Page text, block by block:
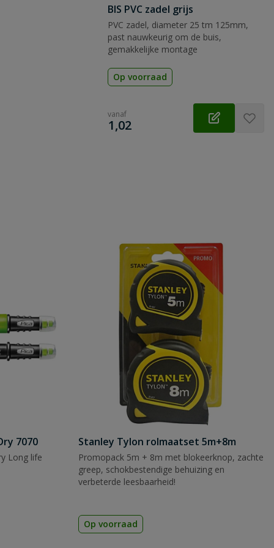
BIS PVC zadel grijs
PVC zadel, diameter 25 tm 125mm,
past nauwkeurig om de buis,
gemakkelijke montage
Op voorraad
vanaf
€
1,02
7070
Long life
Stanley Tylon rolmaatset 5m+8m
Promopack 5m + 8m met blokeerknop, zachte
greep, schokbestendige behuizing en
verbeterde leesbaarheid!
Op voorraad